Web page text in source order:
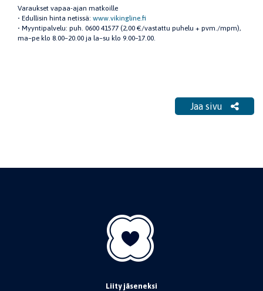
Varaukset vapaa-ajan matkoille
• Edullisin hinta netissä: www.vikingline.fi
• Myyntipalvelu: puh. 0600 41577 (2,00 €/vastattu puhelu + pvm./mpm),
ma–pe klo 8.00–20.00 ja la–su klo 9.00–17.00.
Jaa sivu
Liity jäseneksi